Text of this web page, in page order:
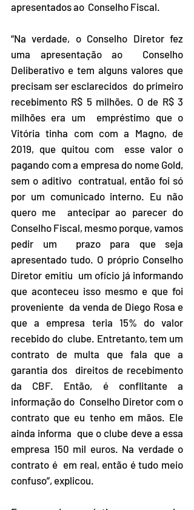
apresentados ao  Conselho Fiscal.
“Na verdade, o Conselho Diretor fez
uma apresentação ao  Conselho
Deliberativo e tem alguns valores que
precisam ser esclarecidos  do primeiro
recebimento R$ 5 milhões. O de R$ 3
milhões era um  empréstimo que o
Vitória tinha com com a Magno, de
2019, que quitou com  esse valor o
pagando com a empresa do nome Gold,
sem o aditivo  contratual, então foi só
por um comunicado interno. Eu não
quero me  antecipar ao parecer do
Conselho Fiscal, mesmo porque, vamos
pedir um  prazo para que seja
apresentado tudo. O próprio Conselho
Diretor emitiu  um ofício já informando
que aconteceu isso mesmo e que foi
proveniente  da venda de Diego Rosa e
que a empresa teria 15% do valor
recebido do  clube. Entretanto, tem um
contrato de multa que fala que a
garantia dos  direitos de recebimento
da CBF. Então, é conflitante a
informação do  Conselho Diretor com o
contrato que eu tenho em mãos. Ele
ainda informa  que o clube deve a essa
empresa 150 mil euros. Na verdade o
contrato é  em real, então é tudo meio
confuso”, explicou.